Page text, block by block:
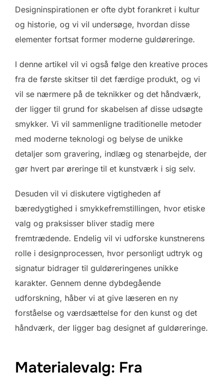
Designinspirationen er ofte dybt forankret i kultur
og historie, og vi vil undersøge, hvordan disse
elementer fortsat former moderne guldøreringe.
I denne artikel vil vi også følge den kreative proces
fra de første skitser til det færdige produkt, og vi
vil se nærmere på de teknikker og det håndværk,
der ligger til grund for skabelsen af disse udsøgte
smykker. Vi vil sammenligne traditionelle metoder
med moderne teknologi og belyse de unikke
detaljer som gravering, indlæg og stenarbejde, der
gør hvert par øreringe til et kunstværk i sig selv.
Desuden vil vi diskutere vigtigheden af
bæredygtighed i smykkefremstillingen, hvor etiske
valg og praksisser bliver stadig mere
fremtrædende. Endelig vil vi udforske kunstnerens
rolle i designprocessen, hvor personligt udtryk og
signatur bidrager til guldøreringenes unikke
karakter. Gennem denne dybdegående
udforskning, håber vi at give læseren en ny
forståelse og værdsættelse for den kunst og det
håndværk, der ligger bag designet af guldøreringe.
Materialevalg: Fra